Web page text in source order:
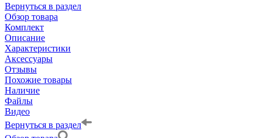
Вернуться в раздел
Обзор товара
Комплект
Описание
Характеристики
Аксессуары
Отзывы
Похожие товары
Наличие
Файлы
Видео
Вернуться в раздел